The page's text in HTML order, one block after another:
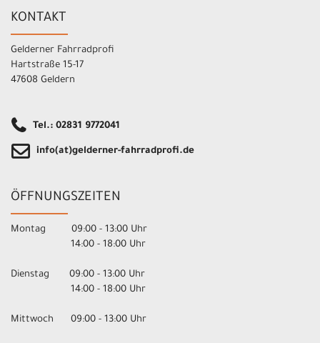
KONTAKT
Gelderner Fahrradprofi
Hartstraße 15-17
47608 Geldern
Tel.: 02831 9772041
info(at)gelderner-fahrradprofi.de
ÖFFNUNGSZEITEN
Montag 09:00 - 13:00 Uhr
14:00 - 18:00 Uhr
Dienstag 09:00 - 13:00 Uhr
14:00 - 18:00 Uhr
Mittwoch 09:00 - 13:00 Uhr